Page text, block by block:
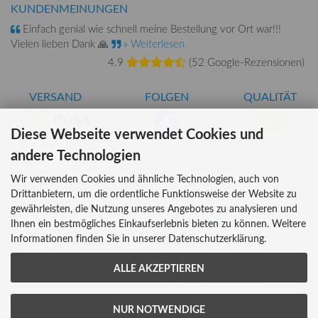
KUNDENMEINUNGEN
Einfach genial wie schnell meine Bestellung vor Ort war!!!
Vielen lieben Dank 🙏
» Weiterlesen
4.9
(52 Google-Rezensionen)
VERSAND FOLGEN QUALITÄT
AT-BIO-401
INFORMATIONEN
Über uns
Versandkosten
Lieferzeiten
ZAHLUNG
Kreditkarte
Bar (im Geschäft)
Diese Webseite verwendet Cookies und
andere Technologien
Wir verwenden Cookies und ähnliche Technologien, auch von
Drittanbietern, um die ordentliche Funktionsweise der Website zu
gewährleisten, die Nutzung unseres Angebotes zu analysieren und
Ihnen ein bestmögliches Einkaufserlebnis bieten zu können. Weitere
Informationen finden Sie in unserer Datenschutzerklärung.
ALLE AKZEPTIEREN
NUR NOTWENDIGE